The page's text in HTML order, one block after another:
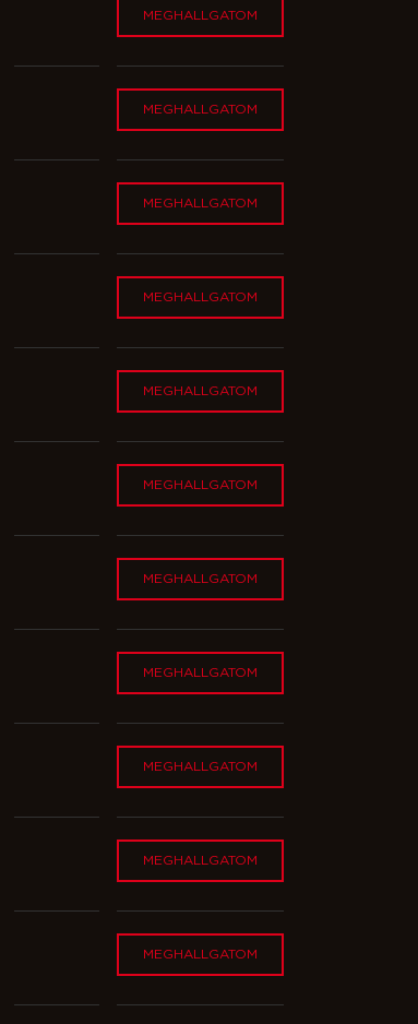
MEGHALLGATOM
MEGHALLGATOM
MEGHALLGATOM
MEGHALLGATOM
MEGHALLGATOM
MEGHALLGATOM
MEGHALLGATOM
MEGHALLGATOM
MEGHALLGATOM
MEGHALLGATOM
MEGHALLGATOM